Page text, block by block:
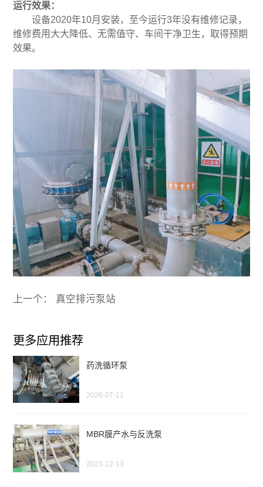
运行效果：
设备2020年10月安装，至今运行3年没有维修记录，
维修费用大大降低、无需值守、车间干净卫生，取得预期
效果。
上一个： 真空排污泵站
更多应用推荐
药洗循环泵
2026-07-11
MBR膜产水与反洗泵
2023-12-13